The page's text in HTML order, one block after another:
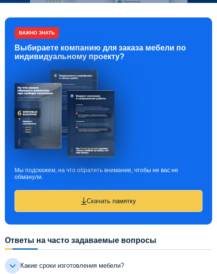
ВАЖНО ЗНАТЬ
Выбираете компанию для заказа мебели по
индивидуальному проекту?
Мы подскажем, на что обратить внимание, чтобы не вас не
обманули.
Скачать памятку
Ответы на часто задаваемые вопросы
Какие сроки изготовления мебели?